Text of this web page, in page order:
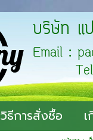
บริษัท แ
Tel.
วิธีการสั่งซื้อ